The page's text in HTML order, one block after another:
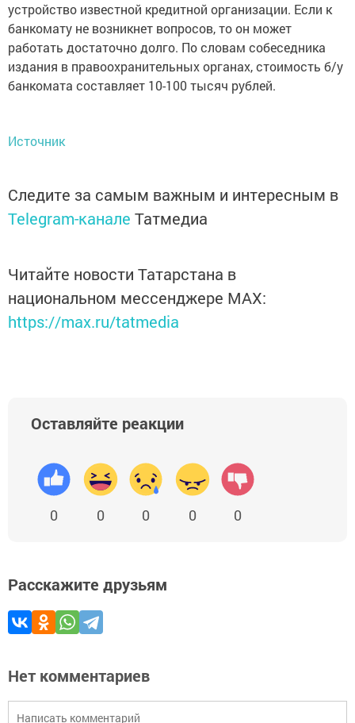
устройство известной кредитной организации. Если к
банкомату не возникнет вопросов, то он может
работать достаточно долго. По словам собеседника
издания в правоохранительных органах, стоимость б/у
банкомата составляет 10-100 тысяч рублей.
Источник
Следите за самым важным и интересным в
Telegram-канале Татмедиа
Читайте новости Татарстана в
национальном мессенджере MАХ:
https://max.ru/tatmedia
Оставляйте реакции
0 0 0 0 0
Расскажите друзьям
Нет комментариев